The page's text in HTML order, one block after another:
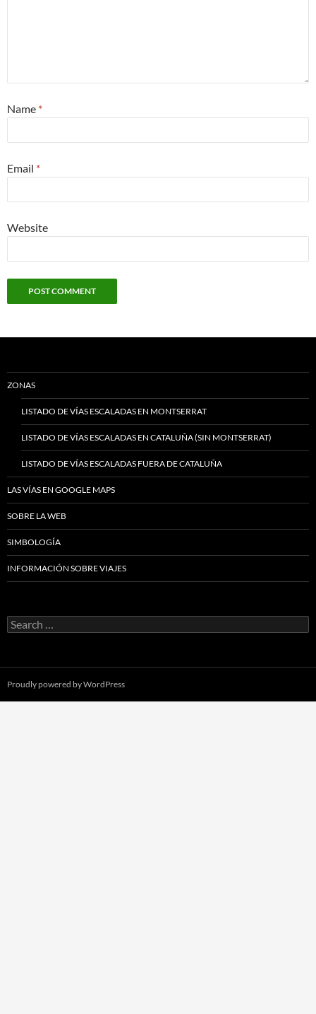
Name *
Email *
Website
ZONAS
LISTADO DE VÍAS ESCALADAS EN MONTSERRAT
LISTADO DE VÍAS ESCALADAS EN CATALUÑA (SIN MONTSERRAT)
LISTADO DE VÍAS ESCALADAS FUERA DE CATALUÑA
LAS VÍAS EN GOOGLE MAPS
SOBRE LA WEB
SIMBOLOGÍA
INFORMACIÓN SOBRE VIAJES
Search
for:
Proudly powered by WordPress